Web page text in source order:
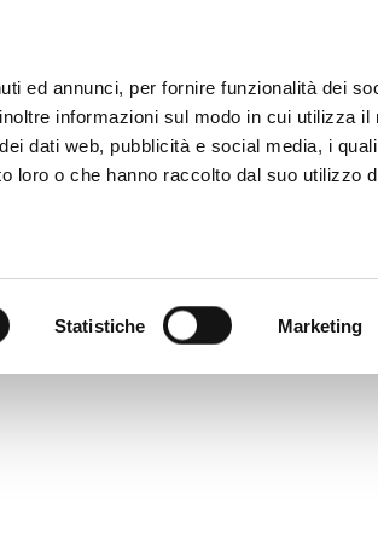
ed annunci, per fornire funzionalità dei
informazioni sul modo in cui utilizza il
dati web, pubblicità e social media, i
loro o che hanno raccolto dal suo utilizzo
Statistiche Marketing
NUMÉRIQUE